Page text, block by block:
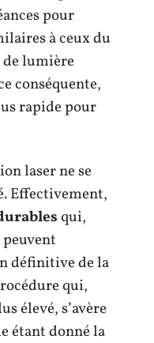
pour
à ceux du
de lumière
conséquente,
rapide pour
laser ne se
Effectivement,
qui,
peuvent
définitive de la
qui,
élevé, s’avère
étant donné la